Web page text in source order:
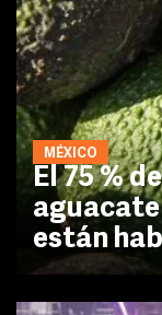
MÉXICO
El 75 %
están